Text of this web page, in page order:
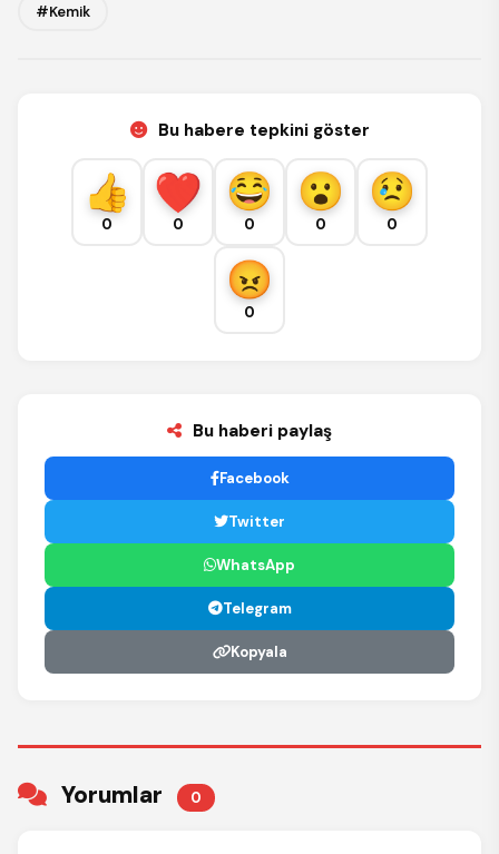
#Kemik
Bu habere tepkini göster
0 0 0 0 0
0
Bu haberi paylaş
Facebook
Twitter
WhatsApp
Telegram
Kopyala
Yorumlar 0